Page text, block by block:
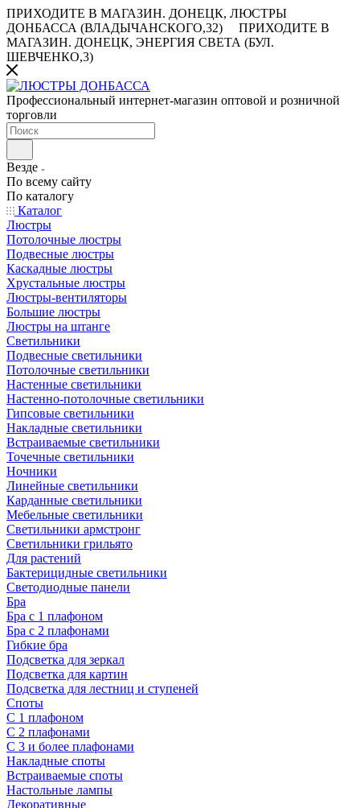
ПРИХОДИТЕ В МАГАЗИН. ДОНЕЦК, ЛЮСТРЫ
ДОНБАССА (ВЛАДЫЧАНСКОГО,32)
ПРИХОДИТЕ В
МАГАЗИН. ДОНЕЦК, ЭНЕРГИЯ СВЕТА (БУЛ.
ШЕВЧЕНКО,3)
Профессиональный интернет-магазин оптовой и розничной
торговли
Везде
По всему сайту
По каталогу
Каталог
Люстры
Потолочные люстры
Подвесные люстры
Каскадные люстры
Хрустальные люстры
Люстры-вентиляторы
Большие люстры
Люстры на штанге
Светильники
Подвесные светильники
Потолочные светильники
Настенные светильники
Настенно-потолочные светильники
Гипсовые светильники
Накладные светильники
Встраиваемые светильники
Точечные светильники
Ночники
Линейные светильники
Карданные светильники
Мебельные светильники
Светильники армстронг
Светильники грильято
Для растений
Бактерицидные светильники
Светодиодные панели
Бра
Бра с 1 плафоном
Бра с 2 плафонами
Гибкие бра
Подсветка для зеркал
Подсветка для картин
Подсветка для лестниц и ступеней
Споты
С 1 плафоном
С 2 плафонами
С 3 и более плафонами
Накладные споты
Встраиваемые споты
Настольные лампы
Декоративные